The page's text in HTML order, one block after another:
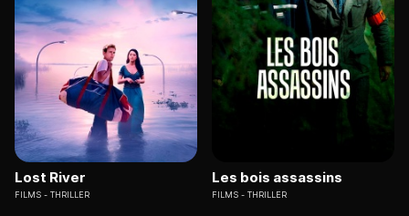
Lost River
FILMS THRILLER
Les bois assassins
FILMS THRILLER